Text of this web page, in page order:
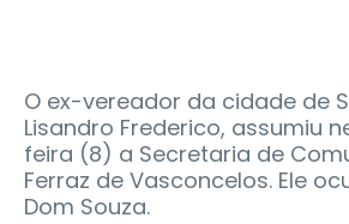
O ex-vereador da cidade de
Lisandro Frederico, assumiu
feira (8) a Secretaria de
Ferraz de Vasconcelos. Ele
Dom Souza.